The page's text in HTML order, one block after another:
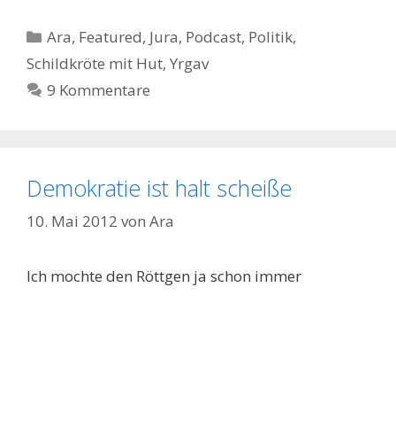
Kategorien
Ara, Featured, Jura, Podcast, Politik,
Schildkröte mit Hut, Yrgav
9 Kommentare
Demokratie ist halt scheiße
10. Mai 2012 von Ara
Ich mochte den Röttgen ja schon immer